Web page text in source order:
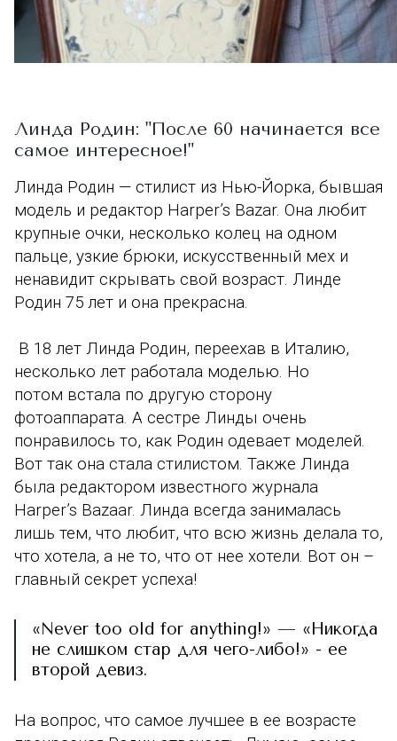
Линда Родин: "После 60 начинается все
самое интересное!"
Линда Родин — стилист из Нью-Йорка, бывшая
модель и редактор Harper’s Bazar. Она любит
крупные очки, несколько колец на одном
пальце, узкие брюки, искусственный мех и
ненавидит скрывать свой возраст. Линде
Родин 75 лет и она прекрасна.
В 18 лет Линда Родин, переехав в Италию,
несколько лет работала моделью. Но
потом встала по другую сторону
фотоаппарата. А сестре Линды очень
понравилось то, как Родин одевает моделей.
Вот так она стала стилистом. Также Линда
была редактором известного журнала
Harper’s Bazaar. Линда всегда занималась
лишь тем, что любит, что всю жизнь делала то,
что хотела, а не то, что от нее хотели. Вот он –
главный секрет успеха!
«Never too old for anything!» — «Никогда
не слишком стар для чего-либо!» - ее
второй девиз.
На вопрос, что самое лучшее в ее возрасте